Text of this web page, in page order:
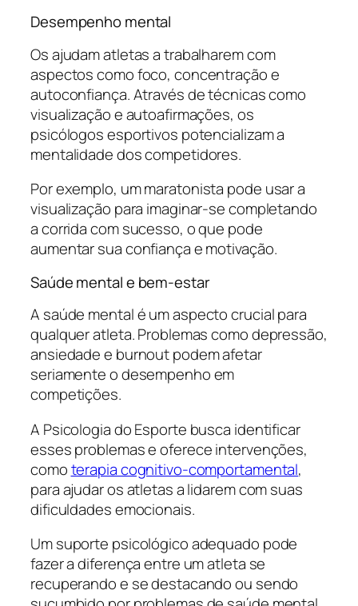
Desempenho mental
Os ajudam atletas a trabalharem com
aspectos como foco, concentração e
autoconfiança. Através de técnicas como
visualização e autoafirmações, os
psicólogos esportivos potencializam a
mentalidade dos competidores.
Por exemplo, um maratonista pode usar a
visualização para imaginar-se completando
a corrida com sucesso, o que pode
aumentar sua confiança e motivação.
Saúde mental e bem-estar
A saúde mental é um aspecto crucial para
qualquer atleta. Problemas como depressão,
ansiedade e burnout podem afetar
seriamente o desempenho em
competições.
A Psicologia do Esporte busca identificar
esses problemas e oferece intervenções,
comoterapia cognitivo-comportamental,
para ajudar os atletas a lidarem com suas
dificuldades emocionais.
Um suporte psicológico adequado pode
fazer a diferença entre um atleta se
recuperando e se destacando ou sendo